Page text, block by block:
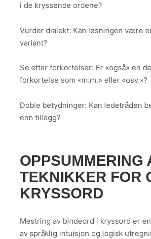
i de kryssende ordene?
Vurder dialekt: Kan løsningen være
variant?
Se etter forkortelser: Er «også» en
forkortelse som «m.m.» eller «osv.»?
Doble betydninger: Kan ledetråden
enn tillegg?
OPPSUMMERING
TEKNIKKER FOR
KRYSSORD
Mestring av bindeord i kryssord er
av språklig intuisjon og logisk